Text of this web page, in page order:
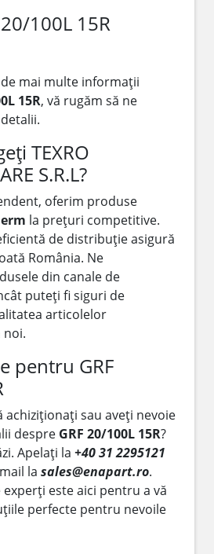
100L 15R
mai multe informații
15R, vă rugăm să ne
TEXRO
S.R.L?
oferim produse
la prețuri competitive.
de distribuție asigură
România. Ne
din canale de
puteți fi siguri de
articolelor
noi.
pentru GRF
achiziționați sau aveți nevoie
despre GRF 20/100L 15R?
Apelați la +40 31 2295121
la sales@enapart.ro.
este aici pentru a vă
perfecte pentru nevoile